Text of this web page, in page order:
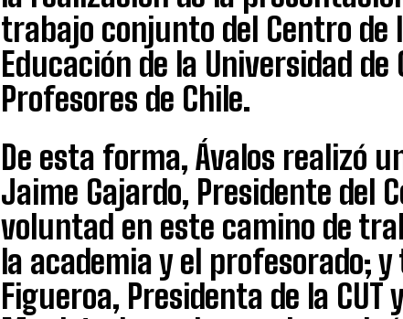
trabajo conjunto del Centro de
Educación de la Universidad de
Profesores de Chile.
De esta forma, Ávalos realizó
Jaime Gajardo, Presidente del
voluntad en este camino de
la academia y el profesorado;
Figueroa, Presidenta de la CUT